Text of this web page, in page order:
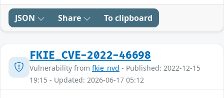
JSON Share To clipboard
FKIE_CVE-2022-46698
Vulnerability from fkie_nvd - Published: 2022-12-15
19:15 - Updated: 2026-06-17 05:12